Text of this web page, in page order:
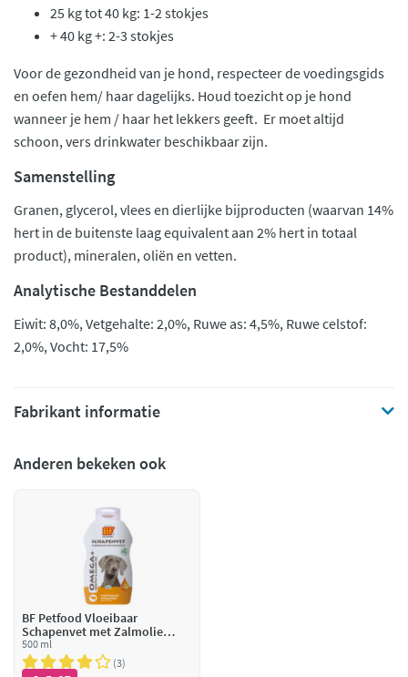
25 kg tot 40 kg: 1-2 stokjes
+ 40 kg +: 2-3 stokjes
Voor de gezondheid van je hond, respecteer de voedingsgids
en oefen hem/ haar dagelijks. Houd toezicht op je hond
wanneer je hem / haar het lekkers geeft. Er moet altijd
schoon, vers drinkwater beschikbaar zijn.
Samenstelling
Granen, glycerol, vlees en dierlijke bijproducten (waarvan 14%
hert in de buitenste laag equivalent aan 2% hert in totaal
product), mineralen, oliën en vetten.
Analytische Bestanddelen
Eiwit: 8,0%, Vetgehalte: 2,0%, Ruwe as: 4,5%, Ruwe celstof:
2,0%, Vocht: 17,5%
Fabrikant informatie
Anderen bekeken ook
BF Petfood Vloeibaar
Schapenvet met Zalmolie
Weerstand Vitaliteit
500 ml
3